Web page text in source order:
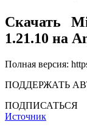
Скачать
1.21.10 на
Полная версия:
ПОДДЕРЖАТЬ
ПОДПИСАТЬСЯ
Источник